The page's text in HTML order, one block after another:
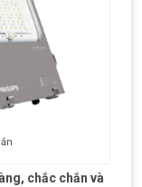
chắc chắn và